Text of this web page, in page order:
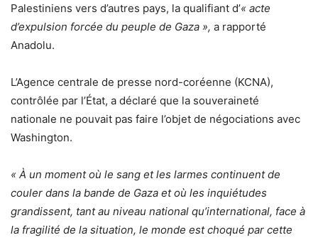
Palestiniens vers d’autres pays, la qualifiant d’« acte
d’expulsion forcée du peuple de Gaza », a rapporté
Anadolu.
L’Agence centrale de presse nord-coréenne (KCNA),
contrôlée par l’État, a déclaré que la souveraineté
nationale ne pouvait pas faire l’objet de négociations avec
Washington.
« À un moment où le sang et les larmes continuent de
couler dans la bande de Gaza et où les inquiétudes
grandissent, tant au niveau national qu’international, face à
la fragilité de la situation, le monde est choqué par cette